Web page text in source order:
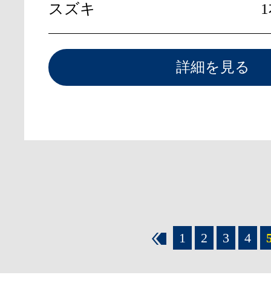
スズキ
詳細を見る
1 2 3 4